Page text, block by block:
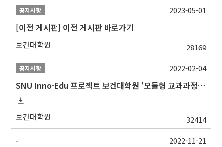
공지사항
[이전 게시판] 이전 게시판 바로가기
보건대학원 28169
2023-05-01
공지사항
SNU Inno-Edu 프로젝트 보건대학원 '모듈형 교과과정' 안내(revised 2022/2/28)
보건대학원 32414
2022-02-04
- 2022-11-21